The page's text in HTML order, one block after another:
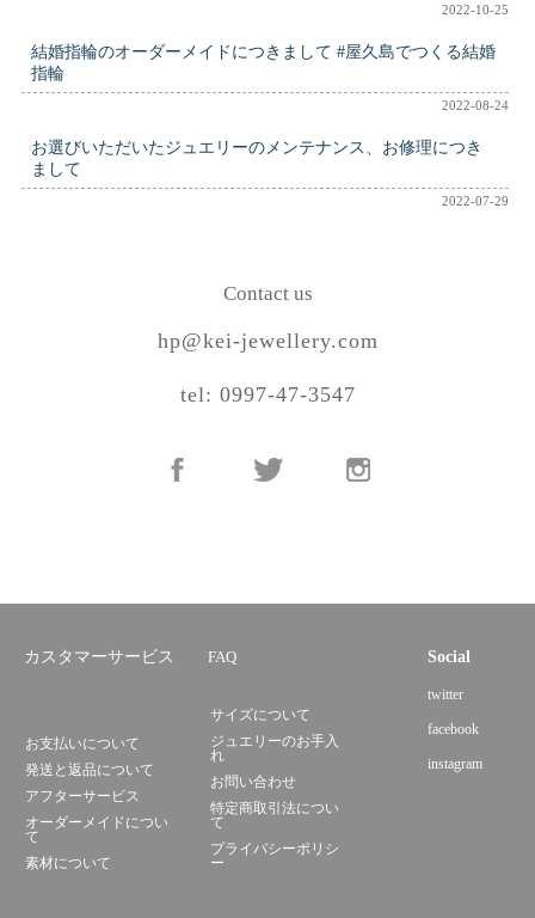
2022-10-25
結婚指輪のオーダーメイドにつきまして #屋久島でつくる結婚
指輪
2022-08-24
お選びいただいたジュエリーのメンテナンス、お修理につき
まして
2022-07-29
Contact us
hp@kei-jewellery.com
tel: 0997-47-3547
カスタマーサービス FAQ
お支払いについて
発送と返品について
アフターサービス
オーダーメイドについ
て
素材について
サイズについて
ジュエリーのお手入
れ
お問い合わせ
特定商取引法につい
て
プライバシーポリシ
ー
Social
twitter
facebook
instagram